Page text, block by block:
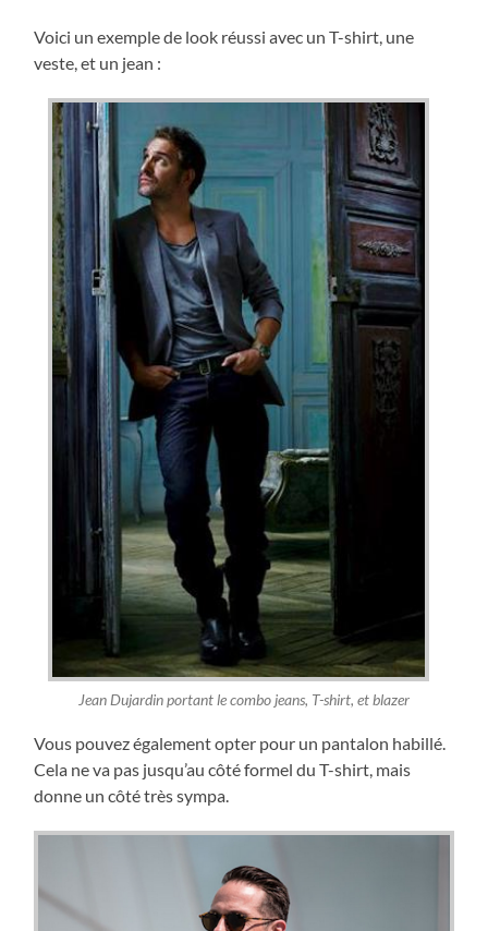
Voici un exemple de look réussi avec un T-shirt, une
veste, et un jean :
Jean Dujardin portant le combo jeans, T-shirt, et blazer
Vous pouvez également opter pour un pantalon habillé.
Cela ne va pas jusqu’au côté formel du T-shirt, mais
donne un côté très sympa.